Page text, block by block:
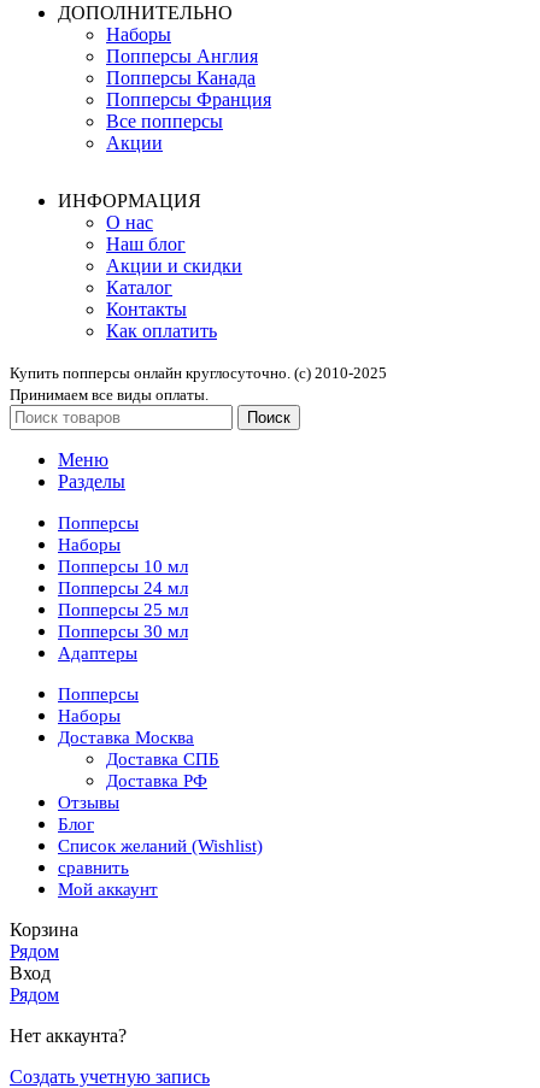
ДОПОЛНИТЕЛЬНО
Наборы
Попперсы Англия
Попперсы Канада
Попперсы Франция
Все попперсы
Акции
ИНФОРМАЦИЯ
О нас
Наш блог
Акции и скидки
Каталог
Контакты
Как оплатить
Купить попперсы онлайн круглосуточно. (с) 2010-2025
Принимаем все виды оплаты.
Поиск
Меню
Разделы
Попперсы
Наборы
Попперсы 10 мл
Попперсы 24 мл
Попперсы 25 мл
Попперсы 30 мл
Адаптеры
Попперсы
Наборы
Доставка Москва
Доставка СПБ
Доставка РФ
Отзывы
Блог
Список желаний (Wishlist)
сравнить
Мой аккаунт
Корзина
Рядом
Вход
Рядом
Нет аккаунта?
Создать учетную запись